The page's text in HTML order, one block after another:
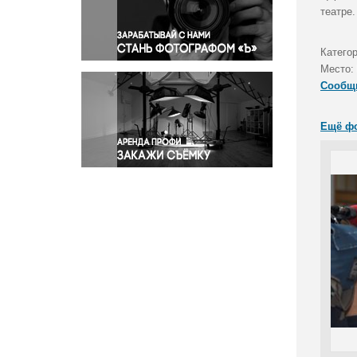
Правосудие
Происшествия и конфликты
Религия
Светская жизнь
Спорт
Экология
Экономика и бизнес
Место:
Ещё